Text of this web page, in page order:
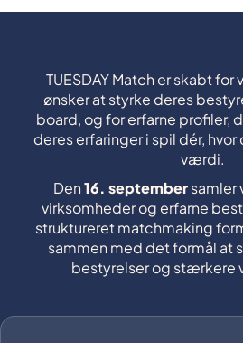
TUESDAY Match er skabt
ønsker at styrke deres
board, og for erfarne profiler,
deres erfaringer i spil dér,
værdi.
Den16. septembersamler
virksomheder og erfarne
struktureret matchmaking
sammen med det formål at
bestyrelser og stærkere